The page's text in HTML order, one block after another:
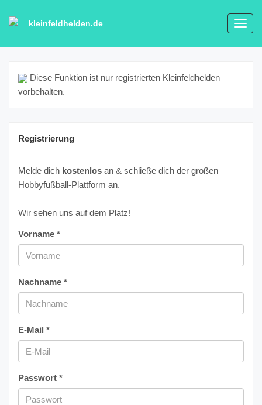
kleinfeldhelden.de
Diese Funktion ist nur registrierten Kleinfeldhelden
vorbehalten.
Registrierung
Melde dich kostenlos an & schließe dich der großen
Hobbyfußball-Plattform an.
Wir sehen uns auf dem Platz!
Vorname *
Nachname *
E-Mail *
Passwort *